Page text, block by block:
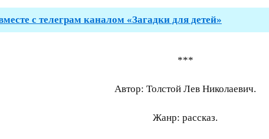
с телеграм каналом «Загадки для детей»
***
Автор: Толстой Лев Николаевич.
Жанр: рассказ.